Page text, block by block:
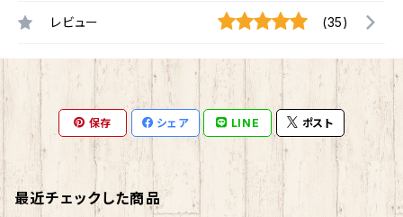
レビュー (35)
保存 シェア LINE ポスト
最近チェックした商品